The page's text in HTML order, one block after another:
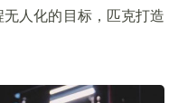
人化的目标，匹克打造